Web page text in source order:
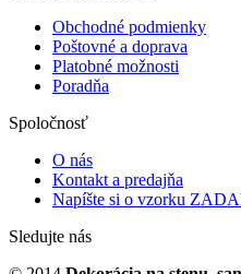
Obchodné podmienky
Poštovné a doprava
Platobné možnosti
Poradňa
Spoločnosť
O nás
Kontakt a predajňa
Napíšte si o vzorku
Sledujte nás